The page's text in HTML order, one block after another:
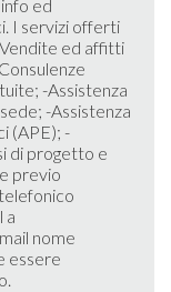
ed
I servizi offerti
ed affitti
-Assistenza
-Assistenza
(APE); -
di progetto e
previo
a
nome
essere